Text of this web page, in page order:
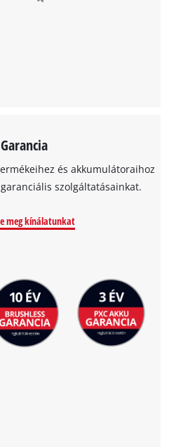
Garancia
és akkumulátoraihoz
szolgáltatásainkat.
meg kínálatunkat